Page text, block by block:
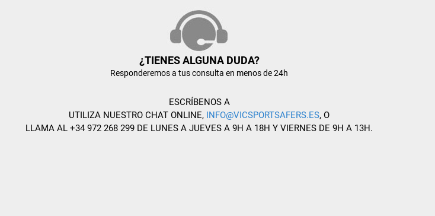
¿TIENES ALGUNA DUDA?
Responderemos a tus consulta en menos de 24h
ESCRÍBENOS A
UTILIZA NUESTRO CHAT ONLINE, INFO@VICSPORTSAFERS.ES, O
LLAMA AL +34 972 268 299 DE LUNES A JUEVES A 9H A 18H Y VIERNES DE 9H A 13H.